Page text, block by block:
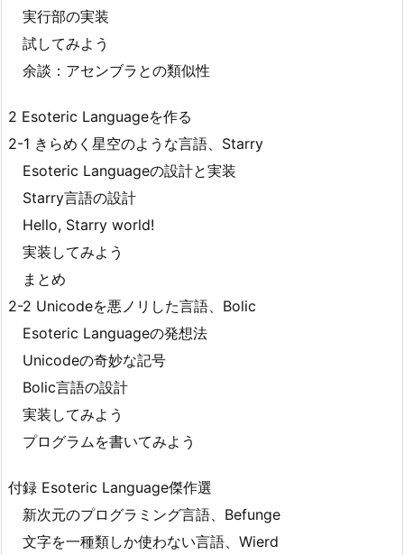
実行部の実装
試してみよう
余談：アセンブラとの類似性
2 Esoteric Languageを作る
2-1 きらめく星空のような言語、Starry
Esoteric Languageの設計と実装
Starry言語の設計
Hello, Starry world!
実装してみよう
まとめ
2-2 Unicodeを悪ノリした言語、Bolic
Esoteric Languageの発想法
Unicodeの奇妙な記号
Bolic言語の設計
実装してみよう
プログラムを書いてみよう
付録 Esoteric Language傑作選
新次元のプログラミング言語、Befunge
文字を一種類しか使わない言語、Wierd